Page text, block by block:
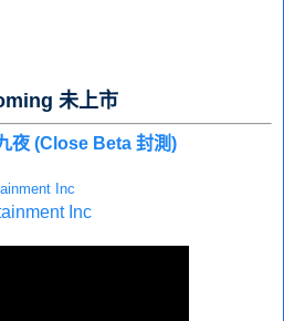
未上市
夜 (Close Beta 封測)
Inc
Inc